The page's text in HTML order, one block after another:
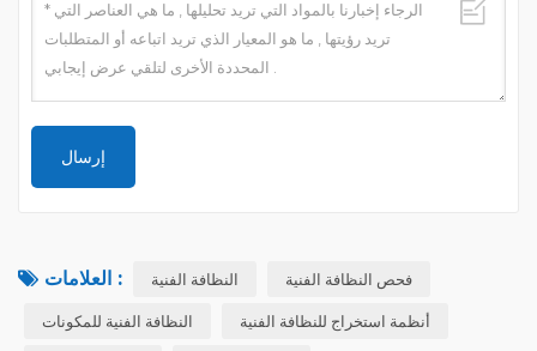
العلامات : النظافة الفنية فحص النظافة الفنية
النظافة الفنية للمكونات أنظمة استخراج للنظافة الفنية